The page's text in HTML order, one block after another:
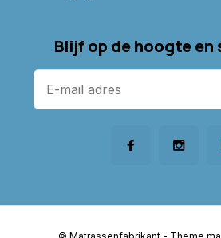
Blijf op de hoogte en
© Matrassenfabrikant - Theme